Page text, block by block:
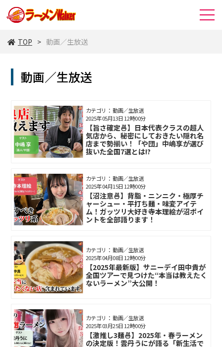
TOP 動画／生放送
動画／生放送
カテゴリ： 動画／生放送
【旨さ確定🍜】日本代表クラスの超人
気店から、秘密にしておきたい隠れ名
店まで勢揃い！「や団」中嶋享が選び
抜いた全国7選とは!?
2025年05月13日 12時00分
カテゴリ： 動画／生放送
【沼注意🍜】背脂・ニンニク・極厚チ
ャーシュー・平打ち麺・味変アイテ
ム！ガッツリ大好き寺本理絵が沼ポイ
ントを全部語ります！
2025年04月15日 12時00分
カテゴリ： 動画／生放送
【2025年最新版】サニーデイ田中貴が
全国ツアーで見つけた“本当は教えたく
ないラーメン”大公開！
2025年04月08日 12時00分
カテゴリ： 動画／生放送
【激推し3麺🍜】2025年・春ラーメン
の決定版！雲丹うにが語る「新生活で
2025年03月25日 12時00分